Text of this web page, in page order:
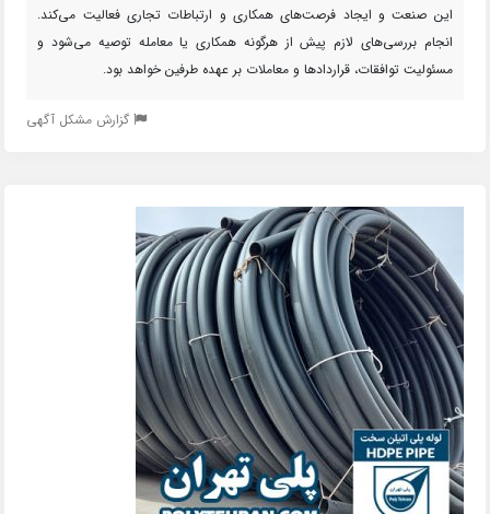
این صنعت و ایجاد فرصت‌های همکاری و ارتباطات تجاری فعالیت می‌کند.
انجام بررسی‌های لازم پیش از هرگونه همکاری یا معامله توصیه می‌شود و
مسئولیت توافقات، قراردادها و معاملات بر عهده طرفین خواهد بود.
گزارش مشکل آگهی